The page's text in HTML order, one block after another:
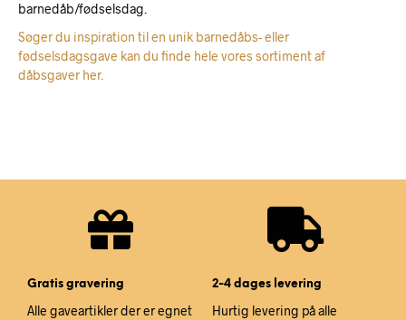
barnedåb/fødselsdag.
Søger du inspiration til en unik barnedåbs- eller
fødselsdagsgave kan du finde hele vores sortiment af
dåbsgaver her.
Gratis gravering
Alle gaveartikler der er egnet
2-4 dages levering
Hurtig levering på alle